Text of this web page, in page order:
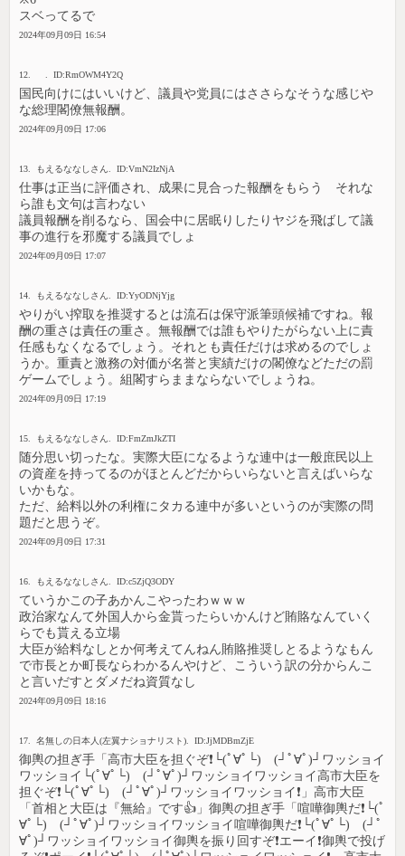
スベってるで
2024年09月09日 16:54
12. . ID:RmOWM4Y2Q
国民向けにはいいけど、議員や党員にはささらなそうな感じや
な総理閣僚無報酬。
2024年09月09日 17:06
13. もえるななしさん. ID:VmN2IzNjA
仕事は正当に評価され、成果に見合った報酬をもらう それな
ら誰も文句は言わない
議員報酬を削るなら、国会中に居眠りしたりヤジを飛ばして議
事の進行を邪魔する議員でしょ
2024年09月09日 17:07
14. もえるななしさん. ID:YyODNjYjg
やりがい搾取を推奨するとは流石は保守派筆頭候補ですね。報
酬の重さは責任の重さ。無報酬では誰もやりたがらない上に責
任感もなくなるでしょう。それとも責任だけは求めるのでしょ
うか。重責と激務の対価が名誉と実績だけの閣僚などただの罰
ゲームでしょう。組閣すらままならないでしょうね。
2024年09月09日 17:19
15. もえるななしさん. ID:FmZmJkZTI
随分思い切ったな。実際大臣になるような連中は一般庶民以上
の資産を持ってるのがほとんどだからいらないと言えばいらな
いかもな。
ただ、給料以外の利権にタカる連中が多いというのが実際の問
題だと思うぞ。
2024年09月09日 17:31
16. もえるななしさん. ID:c5ZjQ3ODY
ていうかこの子あかんこやったわｗｗｗ
政治家なんて外国人から金貰ったらいかんけど賄賂なんていく
らでも貰える立場
大臣が給料なしとか何考えてんねん賄賂推奨しとるようなもん
で市長とか町長ならわかるんやけど、こういう訳の分からんこ
と言いだすとダメだね資質なし
2024年09月09日 18:16
17. 名無しの日本人(左翼ナショナリスト). ID:JjMDBmZjE
御輿の担ぎ手「高市大臣を担ぐぞ❗└(ﾟ∀ﾟ└) (┘ﾟ∀ﾟ)┘ワッショイ
ワッショイ└(ﾟ∀ﾟ└) (┘ﾟ∀ﾟ)┘ワッショイワッショイ高市大臣を
担ぐぞ❗└(ﾟ∀ﾟ└) (┘ﾟ∀ﾟ)┘ワッショイワッショイ❗」高市大臣
「首相と大臣は『無給』です👍」御輿の担ぎ手「喧嘩御輿だ❗└(ﾟ
∀ﾟ└) (┘ﾟ∀ﾟ)┘ワッショイワッショイ喧嘩御輿だ❗└(ﾟ∀ﾟ└) (┘ﾟ
∀ﾟ)┘ワッショイワッショイ御輿を振り回すぞ❗エーイ❗御輿で投げ